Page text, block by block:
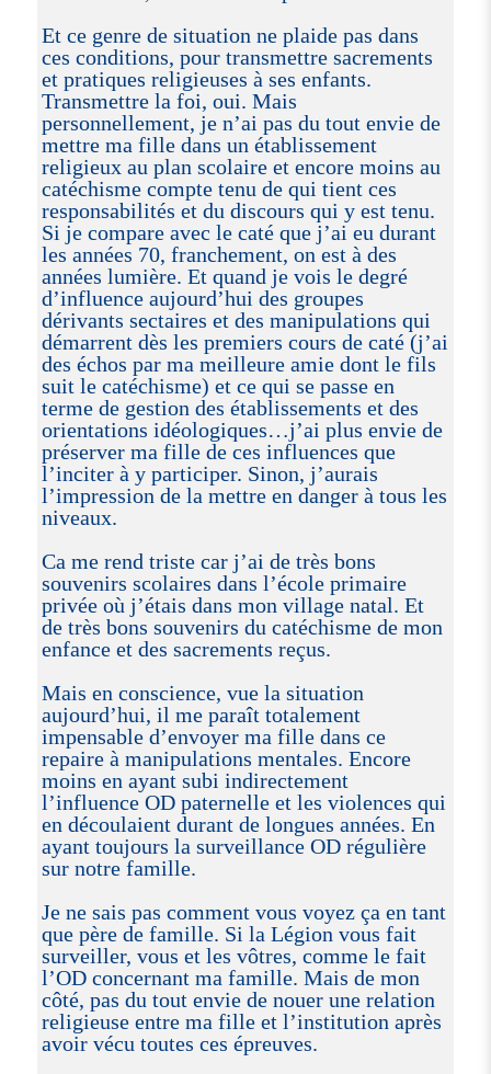
Et ce genre de situation ne plaide pas dans
ces conditions, pour transmettre sacrements
et pratiques religieuses à ses enfants.
Transmettre la foi, oui. Mais
personnellement, je n’ai pas du tout envie de
mettre ma fille dans un établissement
religieux au plan scolaire et encore moins au
catéchisme compte tenu de qui tient ces
responsabilités et du discours qui y est tenu.
Si je compare avec le caté que j’ai eu durant
les années 70, franchement, on est à des
années lumière. Et quand je vois le degré
d’influence aujourd’hui des groupes
dérivants sectaires et des manipulations qui
démarrent dès les premiers cours de caté (j’ai
des échos par ma meilleure amie dont le fils
suit le catéchisme) et ce qui se passe en
terme de gestion des établissements et des
orientations idéologiques…j’ai plus envie de
préserver ma fille de ces influences que
l’inciter à y participer. Sinon, j’aurais
l’impression de la mettre en danger à tous les
niveaux.
Ca me rend triste car j’ai de très bons
souvenirs scolaires dans l’école primaire
privée où j’étais dans mon village natal. Et
de très bons souvenirs du catéchisme de mon
enfance et des sacrements reçus.
Mais en conscience, vue la situation
aujourd’hui, il me paraît totalement
impensable d’envoyer ma fille dans ce
repaire à manipulations mentales. Encore
moins en ayant subi indirectement
l’influence OD paternelle et les violences qui
en découlaient durant de longues années. En
ayant toujours la surveillance OD régulière
sur notre famille.
Je ne sais pas comment vous voyez ça en tant
que père de famille. Si la Légion vous fait
surveiller, vous et les vôtres, comme le fait
l’OD concernant ma famille. Mais de mon
côté, pas du tout envie de nouer une relation
religieuse entre ma fille et l’institution après
avoir vécu toutes ces épreuves.